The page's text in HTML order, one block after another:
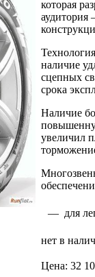
которая
аудитория
наличие
сцепных
срока
Наличие
увеличил
— для
нет в
Цена: 32